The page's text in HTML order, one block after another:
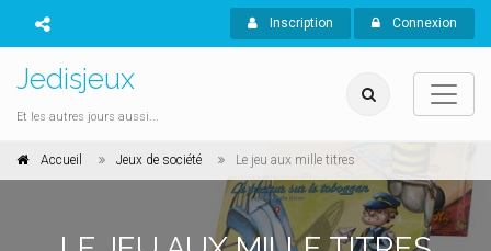
Inscription Connexion
Jedisjeux
Et les autres jours aussi...
Accueil Jeux de société Le jeu aux mille titres